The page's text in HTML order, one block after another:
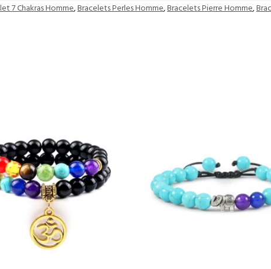
7 Chakras Homme,Bracelets Perles Homme,Bracelets Pierre Homme,